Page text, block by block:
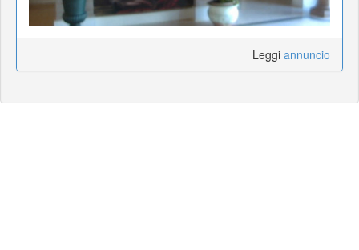
Leggi annuncio